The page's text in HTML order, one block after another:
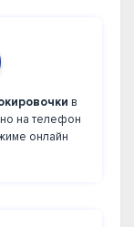
в
на телефон
онлайн